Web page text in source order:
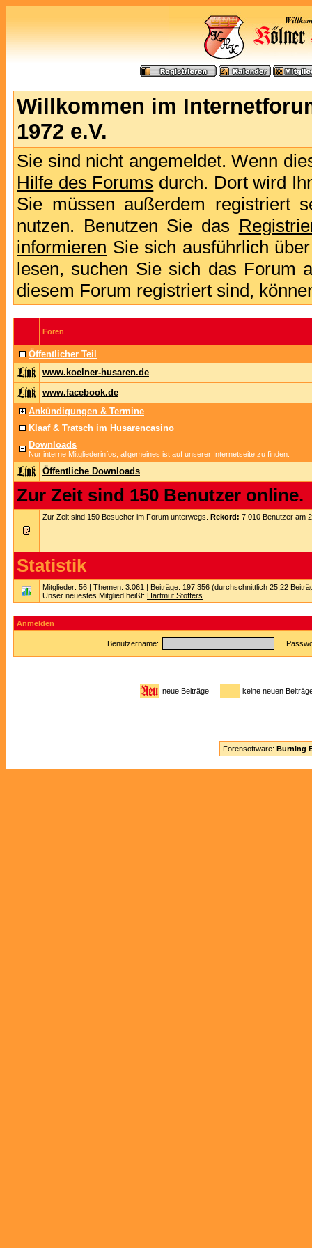
Willkommen im
1972 e.V.
Sie sind nicht angemeldet. Wenn
Hilfe des Forums durch. Dort wird
Sie müssen außerdem registriert
nutzen. Benutzen Sie das
informieren Sie sich ausführlich
lesen, suchen Sie sich das Forum
diesem Forum registriert sind,
Foren
Öffentlicher Teil
www.koelner-husaren.de
www.facebook.de
Ankündigungen & Termine
Klaaf & Tratsch im Husarencasino
Downloads
Nur interne Mitgliederinfos, allgemeines ist auf unserer Internetseite zu finden.
Öffentliche Downloads
Zur Zeit sind 150 Benutzer online.
Zur Zeit sind 150 Besucher im Forum unterwegs. Rekord: 7.010 Benutzer am
Statistik
Mitglieder: 56 | Themen: 3.061 | Beiträge: 197.356 (durchschnittlich 25,22
Unser neuestes Mitglied heißt: Hartmut Stoffers
Anmelden
Benutzername:
neue Beiträge keine neuen
Forensoftware: Burning